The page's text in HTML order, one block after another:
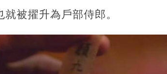
被擢升為戶部侍郎。